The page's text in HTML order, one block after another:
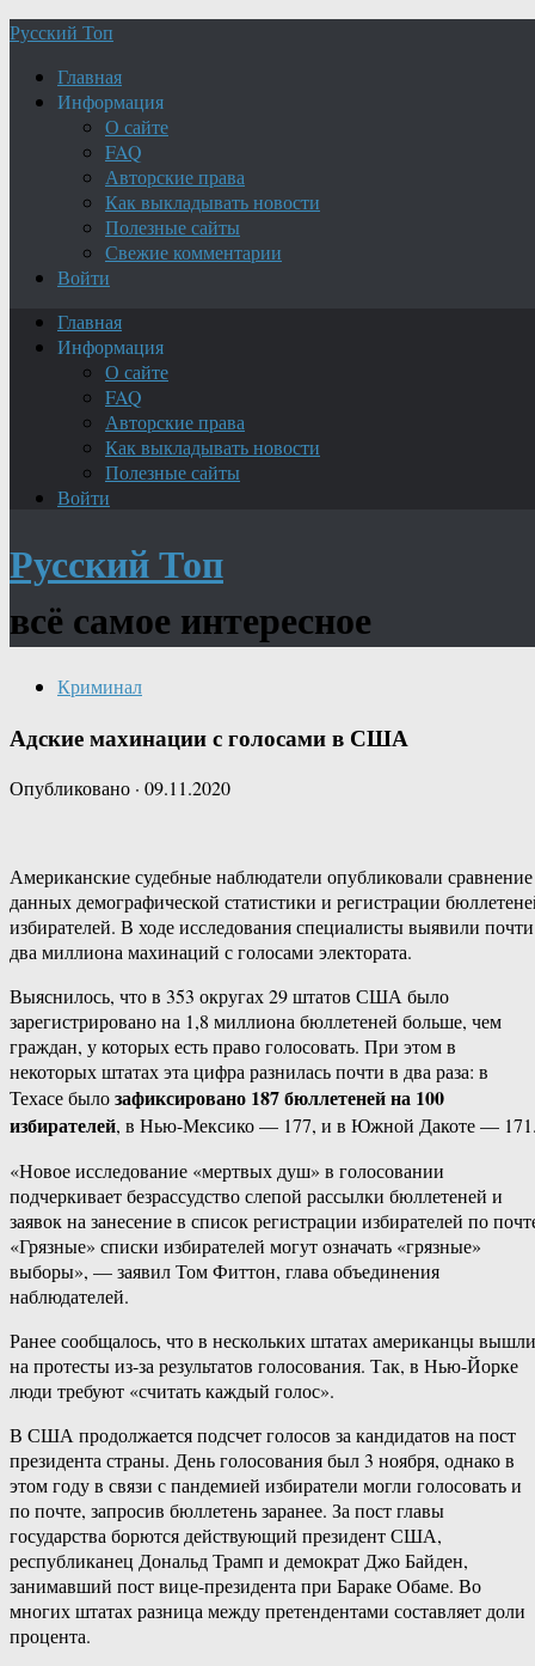
Русский Топ
Главная
Информация
О сайте
FAQ
Авторские права
Как выкладывать новости
Полезные сайты
Свежие комментарии
Войти
Главная
Информация
О сайте
FAQ
Авторские права
Как выкладывать новости
Полезные сайты
Войти
Русский Топ
всё самое интересное
Криминал
Адские махинации с голосами в США
Опубликовано · 09.11.2020
Американские судебные наблюдатели опубликовали сравнение
данных демографической статистики и регистрации
избирателей. В ходе исследования специалисты выявили почти
два миллиона махинаций с голосами электората.
Выяснилось, что в 353 округах 29 штатов США было
зарегистрировано на 1,8 миллиона бюллетеней больше, чем
граждан, у которых есть право голосовать. При этом в
некоторых штатах эта цифра разнилась почти в два раза: в
Техасе былозафиксировано 187 бюллетеней на 100
избирателей, в Нью-Мексико — 177, и в Южной Дакоте —
«Новое исследование «мертвых душ» в голосовании
подчеркивает безрассудство слепой рассылки бюллетеней и
заявок на занесение в список регистрации избирателей по
«Грязные» списки избирателей могут означать «грязные»
выборы», — заявил Том Фиттон, глава объединения
наблюдателей.
Ранее сообщалось, что в нескольких штатах американцы вышли
на протесты из-за результатов голосования. Так, в Нью-Йорке
люди требуют «считать каждый голос».
В США продолжается подсчет голосов за кандидатов на пост
президента страны. День голосования был 3 ноября, однако в
этом году в связи с пандемией избиратели могли голосовать и
по почте, запросив бюллетень заранее. За пост главы
государства борются действующий президент США,
республиканец Дональд Трамп и демократ Джо Байден,
занимавший пост вице-президента при Бараке Обаме. Во
многих штатах разница между претендентами составляет доли
процента.